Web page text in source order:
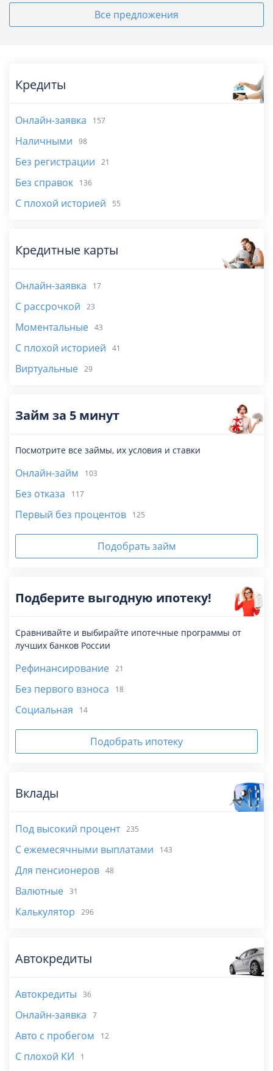
Все предложения
Кредиты
Онлайн-заявка 157
Наличными 98
Без регистрации 21
Без справок 136
С плохой историей 55
Кредитные карты
Онлайн-заявка 17
С рассрочкой 23
Моментальные 43
С плохой историей 41
Виртуальные 29
Займ за 5 минут
Посмотрите все займы, их условия и ставки
Онлайн-займ 103
Без отказа 117
Первый без процентов 125
Подобрать займ
Подберите выгодную ипотеку!
Сравнивайте и выбирайте ипотечные программы от
лучших банков России
Рефинансирование 21
Без первого взноса 18
Социальная 14
Подобрать ипотеку
Вклады
Под высокий процент 235
С ежемесячными выплатами 143
Для пенсионеров 48
Валютные 31
Калькулятор 296
Автокредиты
Автокредиты 36
Онлайн-заявка 7
Авто с пробегом 12
С плохой КИ 1